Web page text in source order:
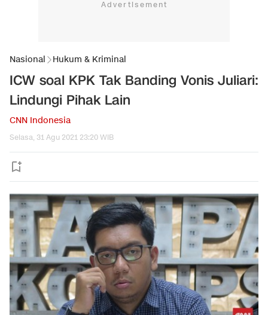
Nasional Hukum & Kriminal
ICW soal KPK Tak Banding Vonis Juliari:
Lindungi Pihak Lain
CNN Indonesia
Selasa, 31 Agu 2021 23:20 WIB